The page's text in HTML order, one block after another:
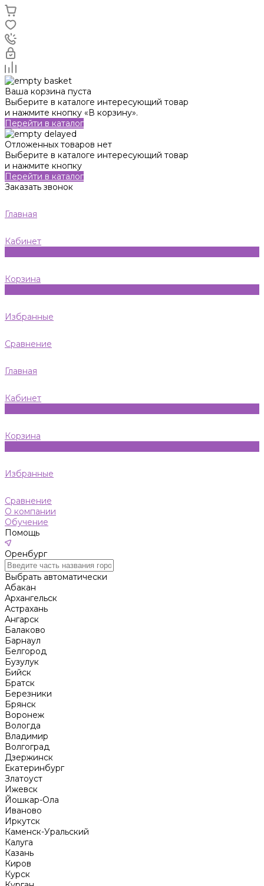
Ваша корзина пуста
Выберите в каталоге интересующий товар
и нажмите кнопку «В корзину».
Перейти в каталог
Отложенных товаров нет
Выберите в каталоге интересующий товар
и нажмите кнопку
Перейти в каталог
Заказать звонок
Главная
Кабинет
Корзина
Избранные
Сравнение
Главная
Кабинет
Корзина
Избранные
Сравнение
О компании
Обучение
Помощь
Оренбург
Выбрать автоматически
Абакан
Архангельск
Астрахань
Ангарск
Балаково
Барнаул
Белгород
Бузулук
Бийск
Братск
Березники
Брянск
Воронеж
Вологда
Владимир
Волгоград
Дзержинск
Екатеринбург
Златоуст
Ижевск
Йошкар-Ола
Иваново
Иркутск
Каменск-Уральский
Калуга
Казань
Киров
Курск